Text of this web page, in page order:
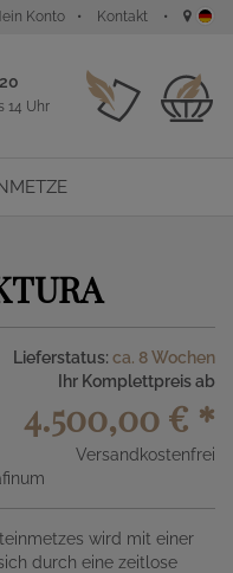
Konto Kontakt
14 Uhr
Lieferstatus: ca. 8 Wochen
Ihr Komplettpreis ab
4.500,00 € *
Versandkostenfrei
wird mit einer
durch eine zeitlose